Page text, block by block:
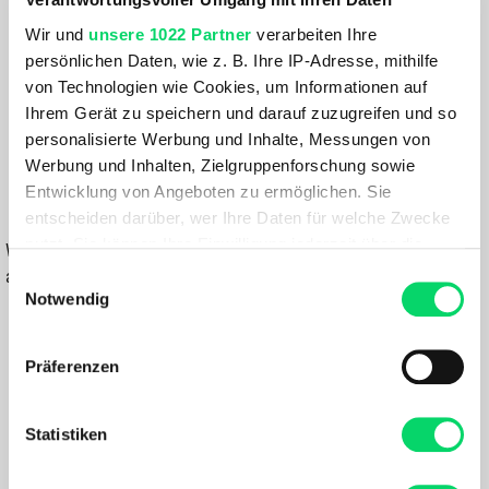
Wir und unsere 1022 Partner verarbeiten Ihre
persönlichen Daten, wie z. B. Ihre IP-Adresse, mithilfe
von Technologien wie Cookies, um Informationen auf
Ihrem Gerät zu speichern und darauf zuzugreifen und so
personalisierte Werbung und Inhalte, Messungen von
Werbung und Inhalten, Zielgruppenforschung sowie
Entwicklung von Angeboten zu ermöglichen. Sie
entscheiden darüber, wer Ihre Daten für welche Zwecke
Trigger Symbol ändern oder widerrufen
Informationen über Ihre geografische Lage
können
bestimmten Merkmalen (Fingerprinting) identifizieren
Einwilligungsauswahl
Notwendig
Präferenzen
Statistiken
50
Farbe:
BLACK-BLACK
149,99 €
104,99 €
IN DEN WARENKORB
Wähle eine Variante aus, um die Verfügbarkeit in unseren Filialen
anzuzeigen